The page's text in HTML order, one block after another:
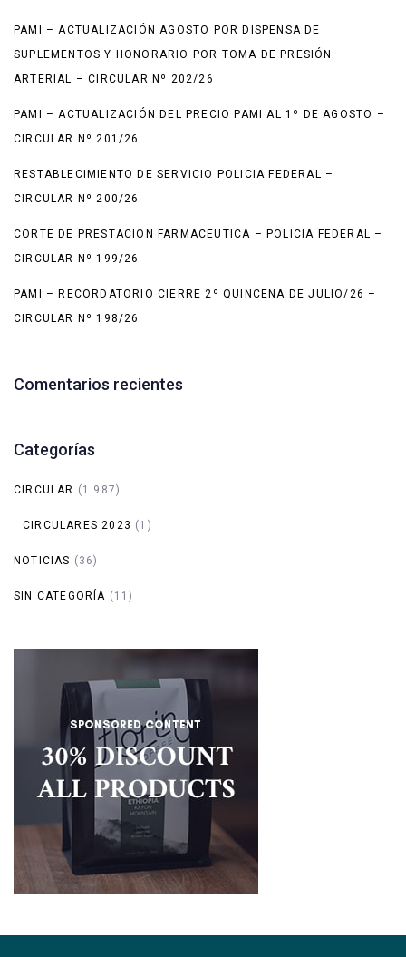
PAMI – ACTUALIZACIÓN AGOSTO POR DISPENSA DE
SUPLEMENTOS Y HONORARIO POR TOMA DE PRESIÓN
ARTERIAL – CIRCULAR Nº 202/26
PAMI – ACTUALIZACIÓN DEL PRECIO PAMI AL 1º DE AGOSTO –
CIRCULAR Nº 201/26
RESTABLECIMIENTO DE SERVICIO POLICIA FEDERAL –
CIRCULAR Nº 200/26
CORTE DE PRESTACION FARMACEUTICA – POLICIA FEDERAL –
CIRCULAR Nº 199/26
PAMI – RECORDATORIO CIERRE 2º QUINCENA DE JULIO/26 –
CIRCULAR Nº 198/26
Comentarios recientes
Categorías
CIRCULAR (1.987)
CIRCULARES 2023 (1)
NOTICIAS (36)
SIN CATEGORÍA (11)